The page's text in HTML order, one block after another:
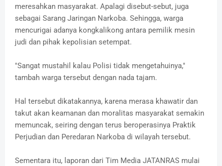
meresahkan masyarakat. Apalagi disebut-sebut, juga
sebagai Sarang Jaringan Narkoba. Sehingga, warga
mencurigai adanya kongkalikong antara pemilik mesin
judi dan pihak kepolisian setempat.
"Sangat mustahil kalau Polisi tidak mengetahuinya,"
tambah warga tersebut dengan nada tajam.
Hal tersebut dikatakannya, karena merasa khawatir dan
takut akan keamanan dan moralitas masyarakat semakin
memuncak, seiring dengan terus beroperasinya Praktik
Perjudian dan Peredaran Narkoba di wilayah tersebut.
Sementara itu, laporan dari Tim Media JATANRAS mulai